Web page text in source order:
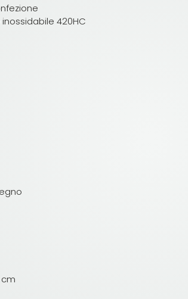
420HC
cm